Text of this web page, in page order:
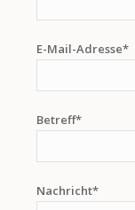
E-Mail-Adresse*
Betreff*
Nachricht*